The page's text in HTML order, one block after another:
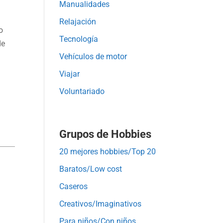
Manualidades
Relajación
Tecnología
Vehículos de motor
Viajar
Voluntariado
Grupos de Hobbies
20 mejores hobbies/Top 20
Baratos/Low cost
Caseros
Creativos/Imaginativos